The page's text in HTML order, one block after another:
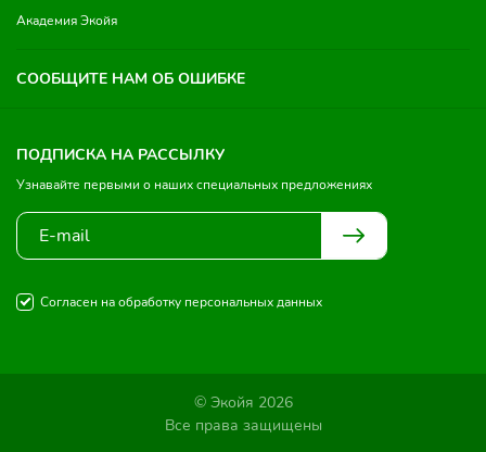
Академия Экойя
СООБЩИТЕ НАМ ОБ ОШИБКЕ
ПОДПИСКА НА РАССЫЛКУ
Узнавайте первыми о наших специальных предложениях
Согласен на обработку персональных данных
© Экойя 2026
Все права защищены